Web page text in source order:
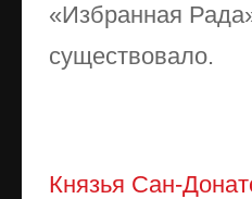
«Избранная
существовало.
Князья Сан-